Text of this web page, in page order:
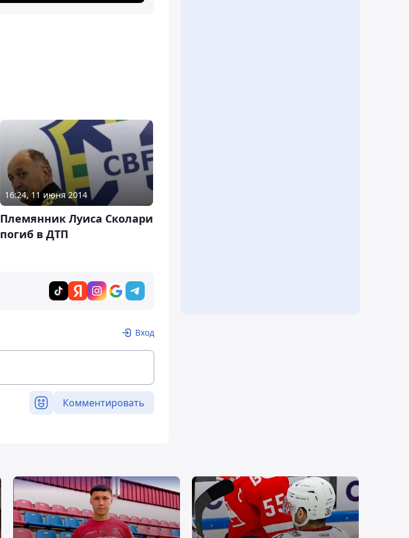
16:24, 11 июня 2014
Племянник Луиса Сколари
погиб в ДТП
Вход
Комментировать